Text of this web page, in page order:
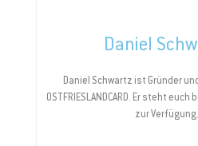
Daniel
Daniel Schwartz ist Gründer
OSTFRIESLANDCARD. Er steht
zur Verfügung.